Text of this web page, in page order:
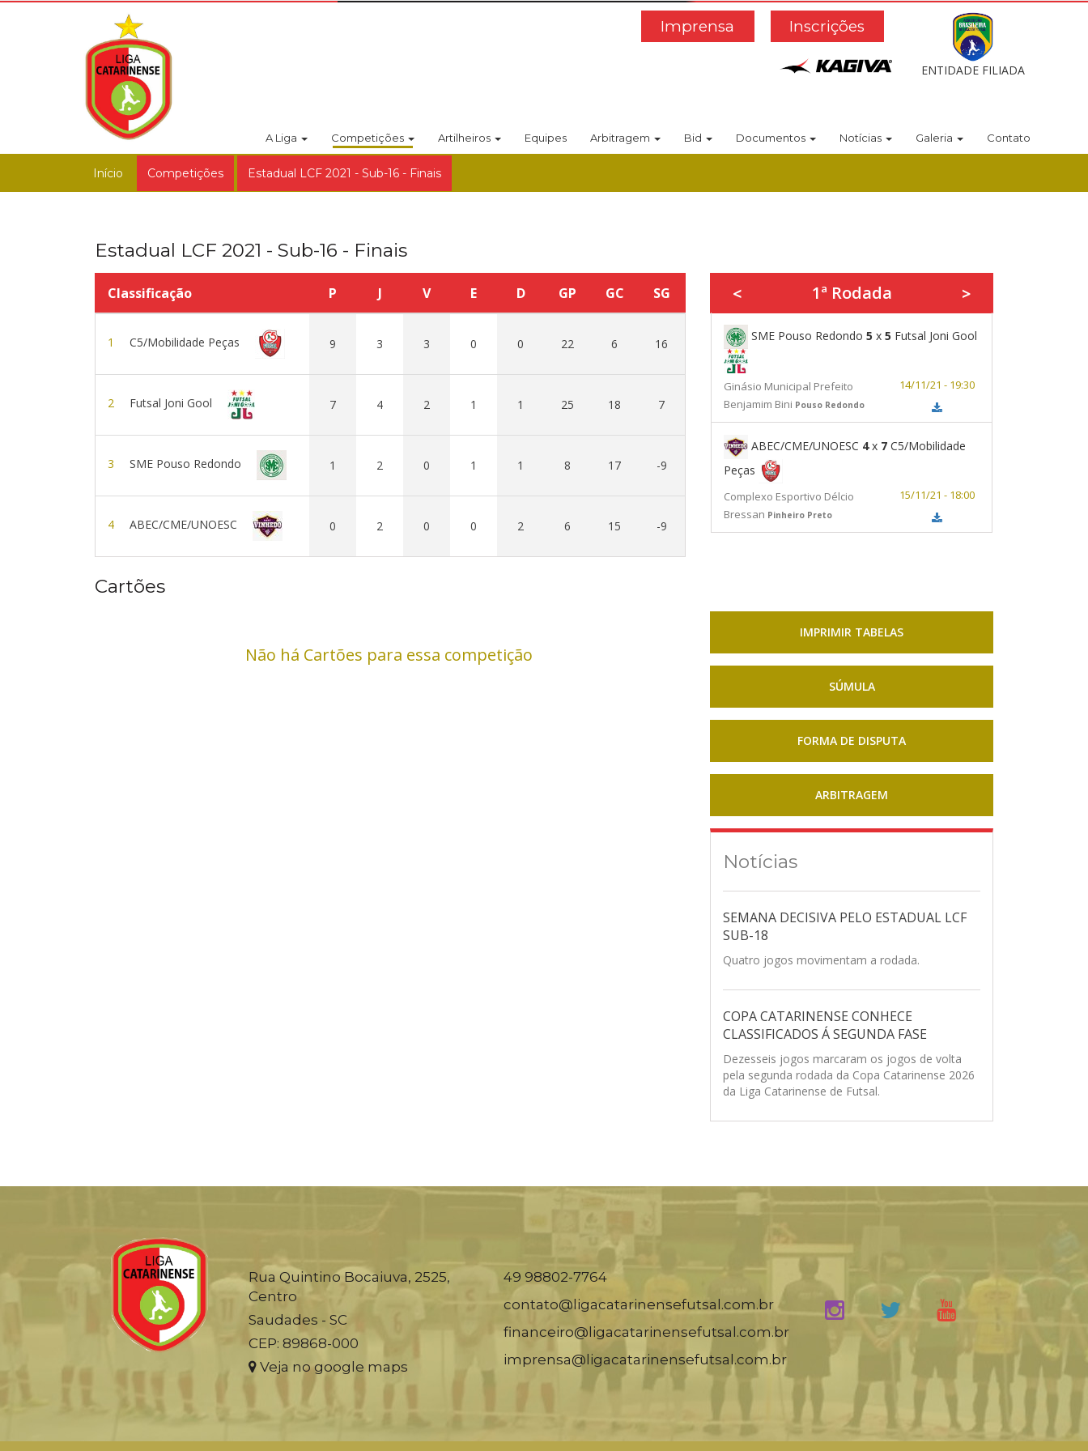
Inscrições
Imprensa
ENTIDADE FILIADA
A Liga Competições Artilheiros Equipes Arbitragem Bid Documentos Notícias Galeria Contato
Início Competições Estadual LCF 2021 - Sub-16 - Finais
Estadual LCF 2021 - Sub-16 - Finais
Classificação P J V E D GP GC SG
1 C5/Mobilidade Peças 9 3 3 0 0 22 6 16
2 Futsal Joni Gool 7 4 2 1 1 25 18 7
3 SME Pouso Redondo 1 2 0 1 1 8 17 -9
4 ABEC/CME/UNOESC 0 2 0 0 2 6 15 -9
< 1ª Rodada >
SME Pouso Redondo 5 x 5 Futsal Joni Gool
Ginásio Municipal Prefeito
Benjamim Bini Pouso Redondo
14/11/21 - 19:30
ABEC/CME/UNOESC 4x 7 C5/Mobilidade
Peças
Complexo Esportivo Délcio
Bressan Pinheiro Preto
15/11/21 - 18:00
Cartões
Não há Cartões para essa competição
IMPRIMIR TABELAS
SÚMULA
FORMA DE DISPUTA
ARBITRAGEM
Notícias
SEMANA DECISIVA PELO ESTADUAL LCF
SUB-18
Quatro jogos movimentam a rodada.
COPA CATARINENSE CONHECE
CLASSIFICADOS Á SEGUNDA FASE
Dezesseis jogos marcaram os jogos de volta
pela segunda rodada da Copa Catarinense 2026
da Liga Catarinense de Futsal.
Rua Quintino Bocaiuva, 2525,
Centro
Saudades - SC
CEP: 89868-000
Veja no google maps
49 98802-7764
contato@ligacatarinensefutsal.com.br
financeiro@ligacatarinensefutsal.com.br
imprensa@ligacatarinensefutsal.com.br